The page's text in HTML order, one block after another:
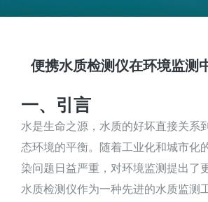
便携水质检测仪在环境监测
一、引言
水是生命之源，水质的好坏直接关系
态环境的平衡。随着工业化和城市化
染问题日益严重，对环境监测提出了
水质检测仪作为一种先进的水质监测